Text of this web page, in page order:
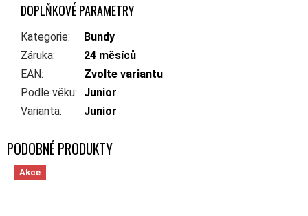
DOPLŇKOVÉ PARAMETRY
Kategorie:
Bundy
Záruka:
24 měsíců
EAN:
Zvolte variantu
Podle věku:
Junior
Varianta: Junior
Akce